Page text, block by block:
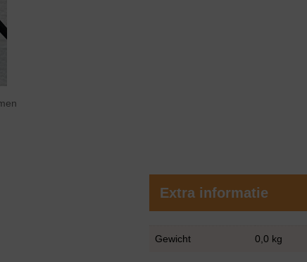
Extra informatie
Gewicht 0,0 kg